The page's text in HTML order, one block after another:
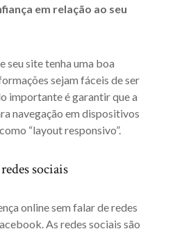
em relação ao seu
seu site tenha uma boa
sejam fáceis de ser
importante é garantir que a
navegação em dispositivos
“layout responsivo”.
sociais
online sem falar de redes
As redes sociais são